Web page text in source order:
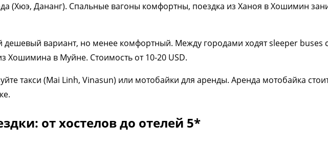
(Хюэ, Дананг). Спальные вагоны комфортны, поездка из Ханоя в Хошимин
вариант, но менее комфортный. Между городами ходят sleeper buses
Хошимина в Муйне. Стоимость от 10-20 USD.
такси (Mai Linh, Vinasun) или мотобайки для аренды. Аренда мотобайка
от хостелов до отелей 5*